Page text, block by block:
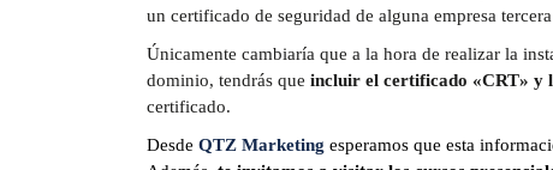
un certificado de seguridad de alguna empresa
Únicamente cambiaría que a la hora de realizar la
dominio, tendrás que incluir el certificado «CRT» y
certificado.
Desde QTZ Marketing esperamos que esta